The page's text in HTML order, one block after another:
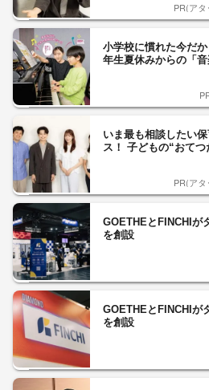
PR(ア
小学校に慣れた今だ
年生夏休みからの「
いま最も相談したい
ス！ 子どもの“おて
PR(ア
GOETHEとFINCHIが
を創設
GOETHEとFINCHIが
を創設